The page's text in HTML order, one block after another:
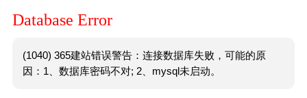
Database Error
(1040) 365建站错误警告：连接数据库失败，可能的原
因：1、数据库密码不对; 2、mysql未启动。